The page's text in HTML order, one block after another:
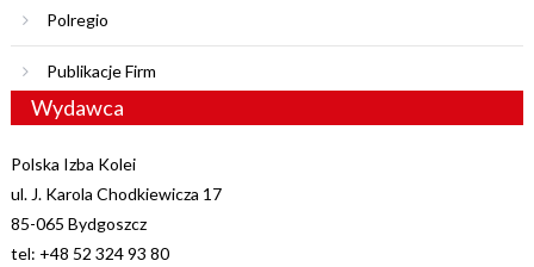
Polregio
Publikacje Firm
Wydawca
Polska Izba Kolei
ul. J. Karola Chodkiewicza 17
85-065 Bydgoszcz
tel: +48 52 324 93 80